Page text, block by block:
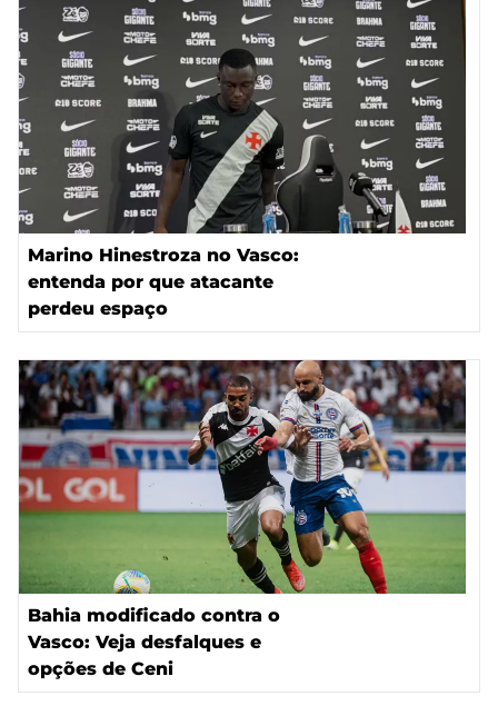
Marino Hinestroza no Vasco:
entenda por que atacante
perdeu espaço
Bahia modificado contra o
Vasco: Veja desfalques e
opções de Ceni